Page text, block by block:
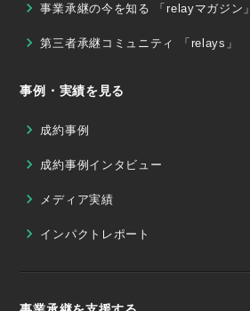
事業承継の今を知る 「relayマガジン」
第三者承継コミュニティ 「relays」
事例・実績を見る
成約事例
成約事例インタビュー
メディア実績
インパクトレポート